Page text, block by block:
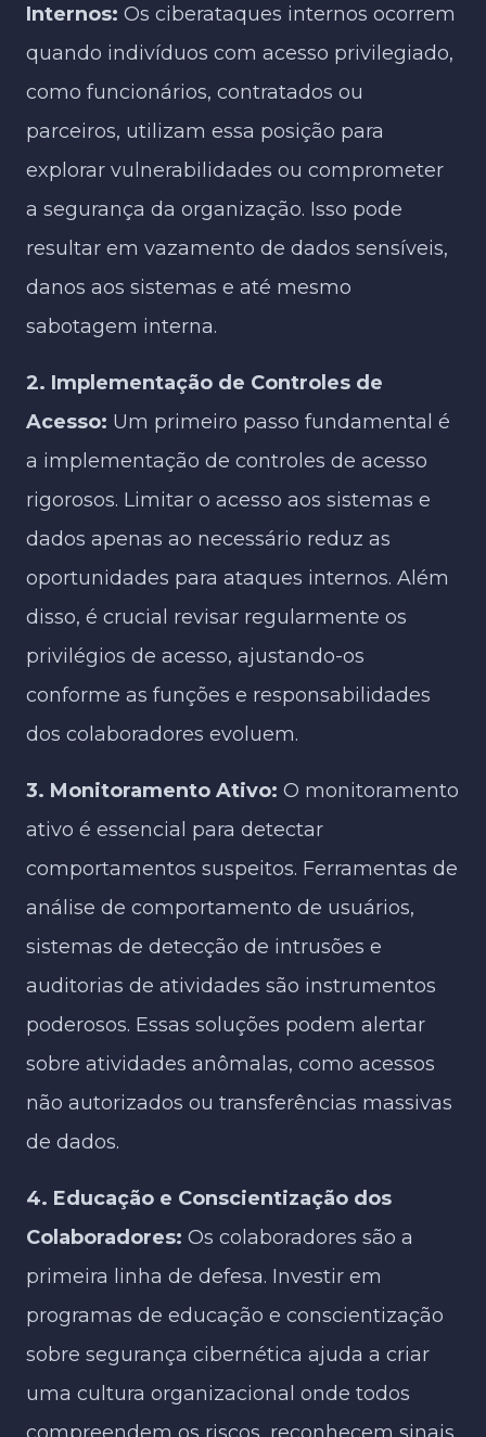
Internos: Os ciberataques internos ocorrem
quando indivíduos com acesso privilegiado,
como funcionários, contratados ou
parceiros, utilizam essa posição para
explorar vulnerabilidades ou comprometer
a segurança da organização. Isso pode
resultar em vazamento de dados sensíveis,
danos aos sistemas e até mesmo
sabotagem interna.
2. Implementação de Controles de
Acesso: Um primeiro passo fundamental é
a implementação de controles de acesso
rigorosos. Limitar o acesso aos sistemas e
dados apenas ao necessário reduz as
oportunidades para ataques internos. Além
disso, é crucial revisar regularmente os
privilégios de acesso, ajustando-os
conforme as funções e responsabilidades
dos colaboradores evoluem.
3. Monitoramento Ativo: O monitoramento
ativo é essencial para detectar
comportamentos suspeitos. Ferramentas de
análise de comportamento de usuários,
sistemas de detecção de intrusões e
auditorias de atividades são instrumentos
poderosos. Essas soluções podem alertar
sobre atividades anômalas, como acessos
não autorizados ou transferências massivas
de dados.
4. Educação e Conscientização dos
Colaboradores: Os colaboradores são a
primeira linha de defesa. Investir em
programas de educação e conscientização
sobre segurança cibernética ajuda a criar
uma cultura organizacional onde todos
compreendem os riscos, reconhecem sinais